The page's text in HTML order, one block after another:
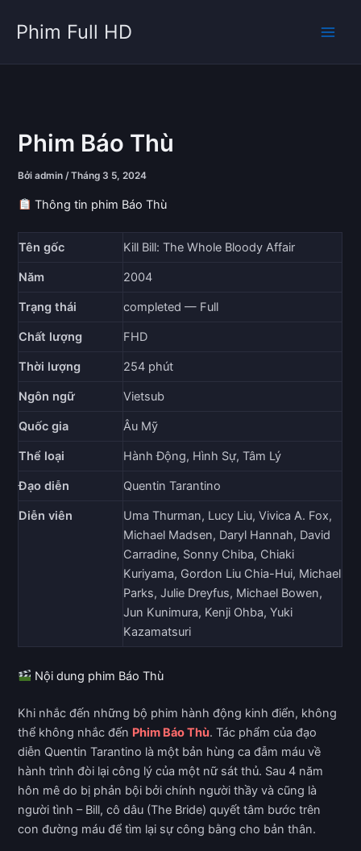
dung
Phim Full HD
Phim Báo Thù
Bởiadmin/Tháng 3 5, 2024
Thông tin phim Báo Thù
Tên gốc Kill Bill: The Whole Bloody Affair
Năm 2004
Trạng thái completed — Full
Chất lượng FHD
Thời lượng 254 phút
Ngôn ngữ Vietsub
Quốc gia Âu Mỹ
Thể loại Hành Động, Hình Sự, Tâm Lý
Đạo diễn Quentin Tarantino
Diễn viên
Uma Thurman, Lucy Liu, Vivica A. Fox,
Michael Madsen, Daryl Hannah, David
Carradine, Sonny Chiba, Chiaki
Kuriyama, Gordon Liu Chia-Hui, Michael
Parks, Julie Dreyfus, Michael Bowen,
Jun Kunimura, Kenji Ohba, Yuki
Kazamatsuri
Nội dung phim Báo Thù
Khi nhắc đến những bộ phim hành động kinh điển, không
thể không nhắc đến Phim Báo Thù. Tác phẩm của đạo
diễn Quentin Tarantino là một bản hùng ca đẫm máu về
hành trình đòi lại công lý của một nữ sát thủ. Sau 4 năm
hôn mê do bị phản bội bởi chính người thầy và cũng là
người tình – Bill, cô dâu (The Bride) quyết tâm bước trên
con đường máu để tìm lại sự công bằng cho bản thân.